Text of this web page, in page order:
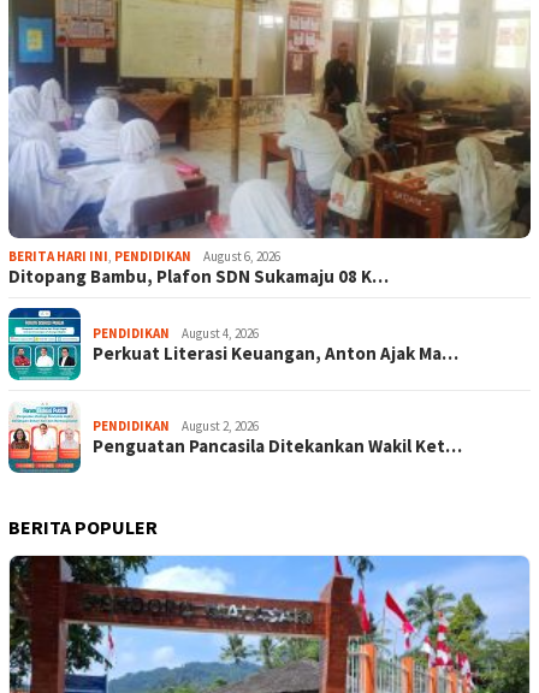
BERITA HARI INI, PENDIDIKAN August 6, 2026
Ditopang Bambu, Plafon SDN Sukamaju 08 K…
PENDIDIKAN August 4, 2026
Perkuat Literasi Keuangan, Anton Ajak Ma…
PENDIDIKAN August 2, 2026
Penguatan Pancasila Ditekankan Wakil Ket…
BERITA POPULER